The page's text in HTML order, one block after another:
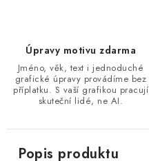
Úpravy motivu zdarma
Jméno, věk, text i jednoduché
grafické úpravy provádíme bez
příplatku. S vaší grafikou pracují
skuteční lidé, ne AI.
Popis produktu